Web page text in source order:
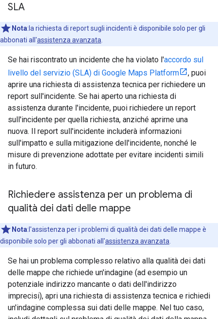
SLA
Nota:la richiesta di report sugli incidenti è disponibile solo per gli
abbonati all'assistenza avanzata
Se hai riscontrato un incidente che ha violato l'accordo sul
livello del servizio (SLA) di Google Maps Platform
, puoi
aprire una richiesta di assistenza tecnica per richiedere un
report sull'incidente. Se hai aperto una richiesta di
assistenza durante l'incidente, puoi richiedere un report
sull'incidente per quella richiesta, anziché aprirne una
nuova. Il report sull'incidente includerà informazioni
sull'impatto e sulla mitigazione dell'incidente, nonché le
misure di prevenzione adottate per evitare incidenti simili
in futuro.
Richiedere assistenza per un problema di
qualità dei dati delle mappe
Nota:l'assistenza per i problemi di qualità dei dati delle mappe è
disponibile solo per gli abbonati all'assistenza avanzata
Se hai un problema complesso relativo alla qualità dei dati
delle mappe che richiede un'indagine (ad esempio un
potenziale indirizzo mancante o dati dell'indirizzo
imprecisi), apri una richiesta di assistenza tecnica e richiedi
un'indagine complessa sui dati delle mappe. Nel tuo caso,